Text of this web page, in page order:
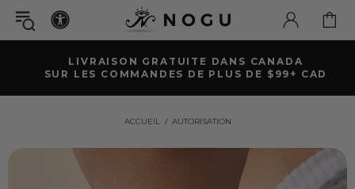
LIVRAISON GRATUITE DANS CANADA
SUR LES COMMANDES DE PLUS DE $99+ CAD
ACCUEIL AUTORISATION